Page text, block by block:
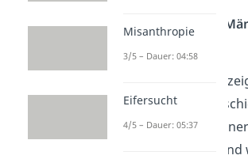
Körpersprache von
Männer und Frauen
übrigens eine
Körpersprache.
als Beschützer dar
Misanthropie
3/5 – Dauer: 04:58
Eifersucht
4/5 – Dauer: 05:37